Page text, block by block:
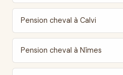
Pension cheval à Calvi
Pension cheval à Nîmes